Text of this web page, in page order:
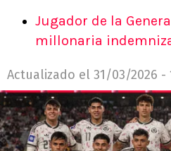
Jugador de la
millonaria
Actualizado el 31/03/2026 -